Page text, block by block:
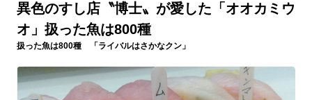
異色のすし店〝博士〟が愛した「オオカミウ
オ」扱った魚は800種
扱った魚は800種 「ライバルはさかなクン」